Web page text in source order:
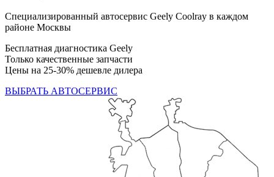
Специализированный автосервис Geely Coolray в каждом
районе Москвы
Бесплатная диагностика Geely
Только качественные запчасти
Цены на 25-30% дешевле дилера
ВЫБРАТЬ АВТОСЕРВИС